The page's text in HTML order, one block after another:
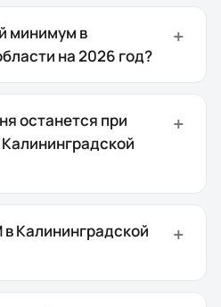
минимум в
на 2026 год?
останется при
Калининградской